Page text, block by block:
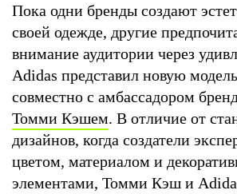
Пока одни бренды создают
своей одежде, другие
внимание аудитории через
Adidas представил новую
совместно с амбассадором
Томми Кэшем. В отличие от
дизайнов, когда создатели
цветом, материалом и
элементами, Томми Кэш и